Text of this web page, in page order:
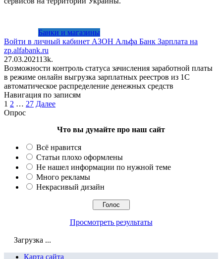
Банки и магазины
Войти в личный кабинет АЗОН Альфа Банк Зарплата на
zp.alfabank.ru
27.03.202113k.
Возможности контроль статуса зачисления заработной платы
в режиме онлайн выгрузка зарплатных реестров из 1С
автоматическое распределение денежных средств
Навигация по записям
1 2 … 27 Далее
Опрос
Что вы думайте про наш сайт
Всё нравится
Статьи плохо оформлены
Не нашел информации по нужной теме
Много рекламы
Некрасивый дизайн
Просмотреть результаты
Загрузка ...
Карта сайта